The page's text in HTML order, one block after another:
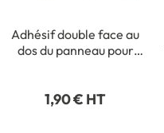
Adhésif double face au
dos du panneau pour
1,90 € HT